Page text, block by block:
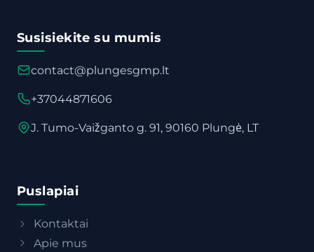
Susisiekite su mumis
contact@plungesgmp.lt
+37044871606
J. Tumo-Vaižganto g. 91, 90160 Plungė, LT
Puslapiai
Kontaktai
Apie mus